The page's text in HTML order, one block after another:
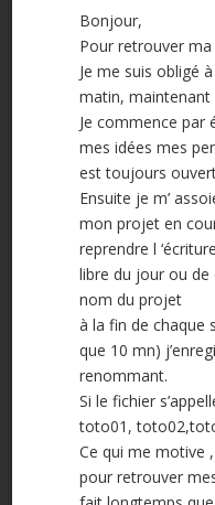
Bonjour,
Pour retrouver
Je me suis obligé
matin, maintenant
Je commence
mes idées mes
est toujours
Ensuite je m’
mon projet en
reprendre l
libre du jour ou de
nom du projet
à la fin de chaque
que 10 mn)
renommant.
Si le fichier
toto01,
Ce qui me motive
pour retrouver